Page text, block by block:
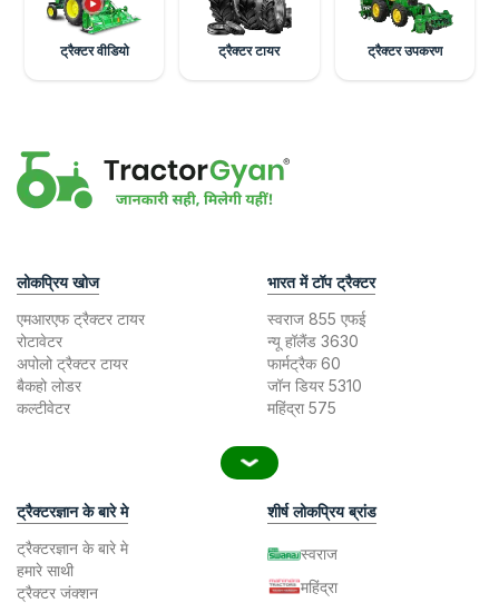
ट्रैक्टर वीडियो ट्रैक्टर टायर ट्रैक्टर उपकरण
लोकप्रिय खोज
एमआरएफ ट्रैक्टर टायर
रोटावेटर
अपोलो ट्रैक्टर टायर
बैकहो लोडर
कल्टीवेटर
भारत में टॉप ट्रैक्टर
स्वराज 855 एफई
न्यू हॉलैंड 3630
फार्मट्रैक 60
जॉन डियर 5310
महिंद्रा 575
ट्रैक्टरज्ञान के बारे मे
ट्रैक्टरज्ञान के बारे मे
हमारे साथी
ट्रैक्टर जंक्शन
शीर्ष लोकप्रिय ब्रांड
स्वराज
महिंद्रा